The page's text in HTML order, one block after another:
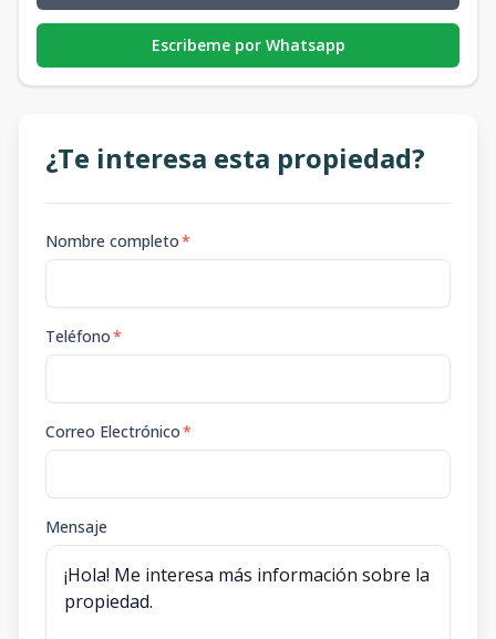
Escribeme por Whatsapp
¿Te interesa esta propiedad?
Nombre completo*
Teléfono*
Correo Electrónico*
Mensaje